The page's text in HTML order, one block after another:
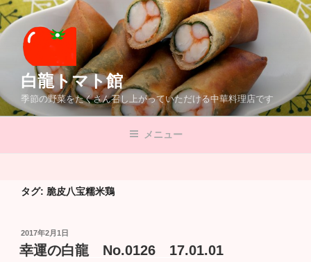
コ
ン
ス
白龍トマト館
季節の野菜をたくさん召し上がっていただける中華料理店です
メニュー
タグ: 脆皮八宝糯米鶏
投
稿
日:
2017年2月1日
幸運の白龍 No.0126 17.01.01